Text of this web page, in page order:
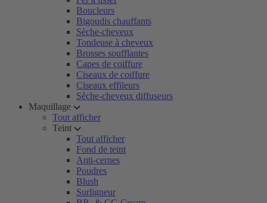
Boucleurs
Bigoudis chauffants
Sèche-cheveux
Tondeuse à cheveux
Brosses soufflantes
Capes de coiffure
Ciseaux de coiffure
Ciseaux effileurs
Sèche-cheveux diffuseurs
Maquillage
Tout afficher
Teint
Tout afficher
Fond de teint
Anti-cernes
Poudres
Blush
Surligneur